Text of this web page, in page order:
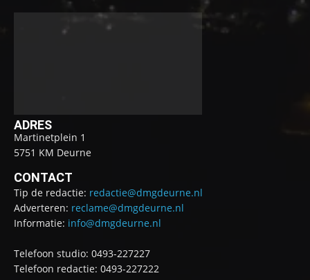
ADRES
Martinetplein 1
5751 KM Deurne
CONTACT
Tip de redactie: redactie@dmgdeurne.nl
Adverteren: reclame@dmgdeurne.nl
Informatie: info@dmgdeurne.nl
Telefoon studio: 0493-227227
Telefoon redactie: 0493-227222